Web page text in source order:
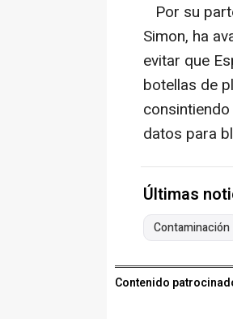
Por su
Simon, ha
evitar que
botellas de
datos para
Últimas
Contaminación
Contenido